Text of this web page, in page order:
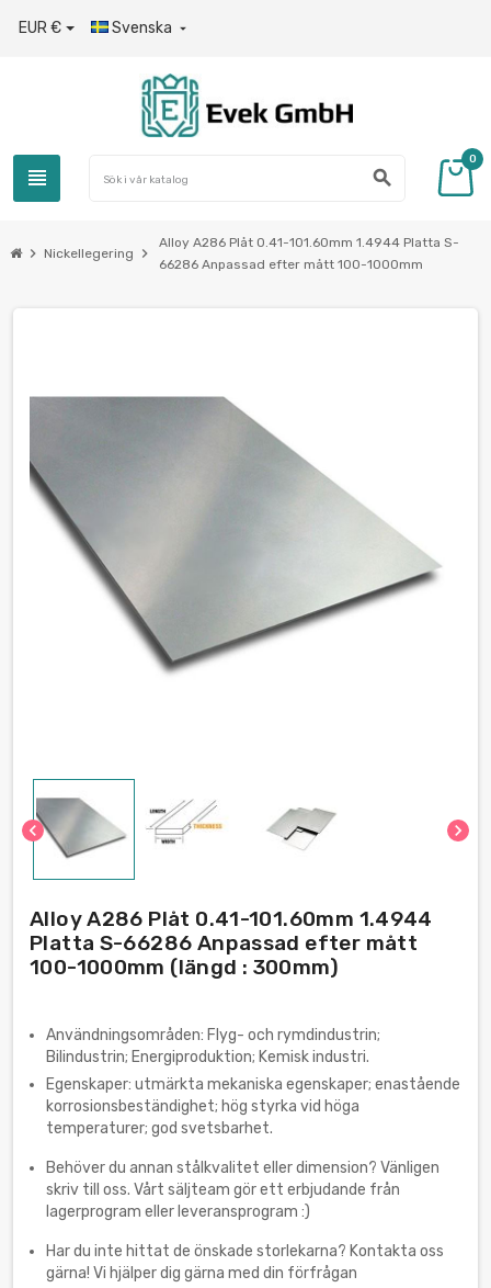
EUR € Svenska 
view_headline search
0
chevron_right Nickellegering chevron_right
Alloy A286 Plåt 0.41-101.60mm 1.4944 Platta S-
66286 Anpassad efter mått 100-1000mm
chevron_left chevron_right
Alloy A286 Plåt 0.41-101.60mm 1.4944
Platta S-66286 Anpassad efter mått
100-1000mm (längd : 300mm)
Användningsområden: Flyg- och rymdindustrin;
Bilindustrin; Energiproduktion; Kemisk industri.
Egenskaper: utmärkta mekaniska egenskaper; enastående
korrosionsbeständighet; hög styrka vid höga
temperaturer; god svetsbarhet.
Behöver du annan stålkvalitet eller dimension? Vänligen
skriv till oss. Vårt säljteam gör ett erbjudande från
lagerprogram eller leveransprogram :)
Har du inte hittat de önskade storlekarna? Kontakta oss
gärna! Vi hjälper dig gärna med din förfrågan